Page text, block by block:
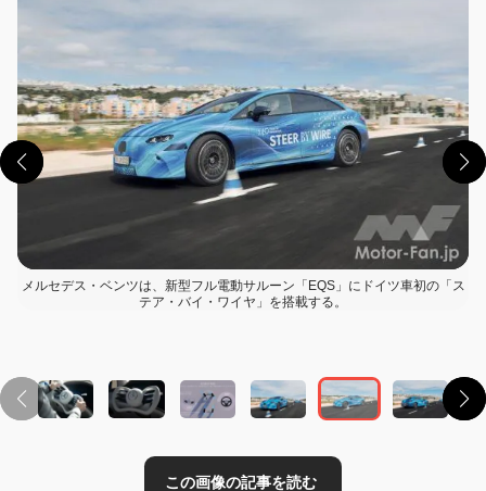
メルセデス・ベンツは、新型フル電動サルーン「EQS」にドイツ車初の「ス
テア・バイ・ワイヤ」を搭載する。
この画像の記事を読む